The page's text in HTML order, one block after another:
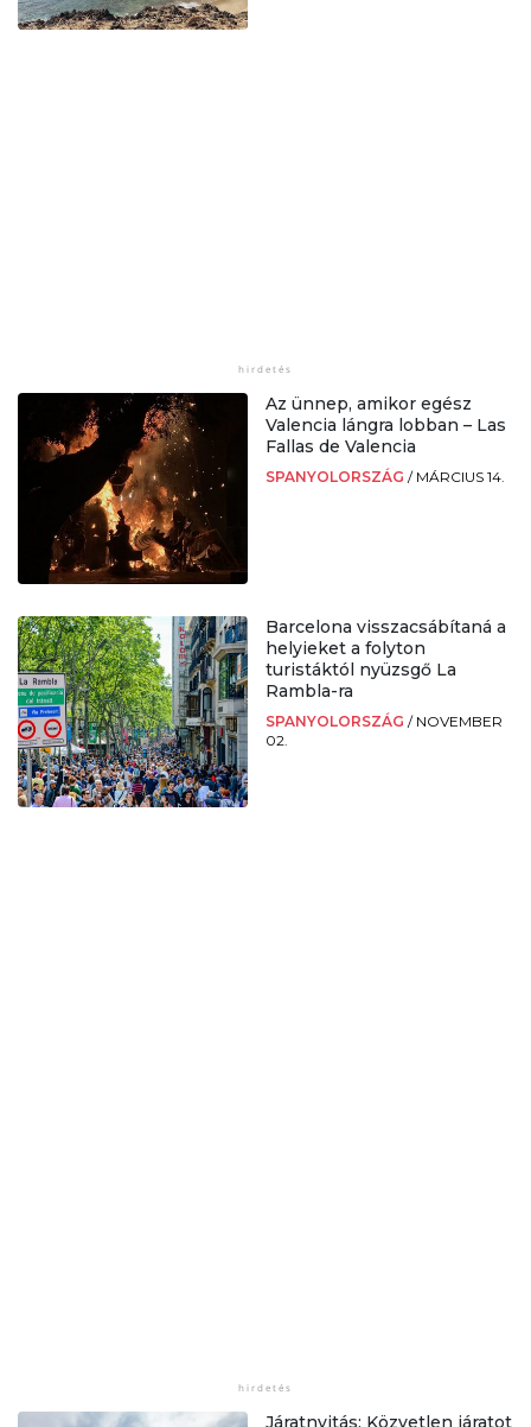
Az ünnep, amikor egész
Valencia lángra lobban – Las
Fallas de Valencia
SPANYOLORSZÁG / MÁRCIUS 14.
Barcelona visszacsábítaná a
helyieket a folyton
turistáktól nyüzsgő La
Rambla-ra
SPANYOLORSZÁG / NOVEMBER
02.